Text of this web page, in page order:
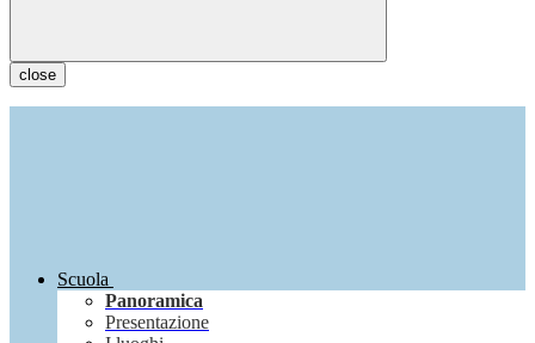
close
Scuola
Panoramica
Presentazione